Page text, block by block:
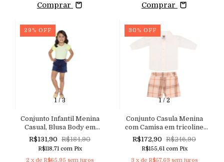
Comprar Comprar
1/3
29 % OFF
Conjunto Infantil Menina
Casual, Blusa Body em
Malha Listrada Neon e
Shorts Saia em Jeans
Denim com Cós de Elástico
R$131,90 R$184,90
R$118,71 com Pix
2 x de R$65,95 sem juros
1/2
30 % OFF
Conjunto Casula Menina
com Camisa em tricoline
Gola e Mangas com Detalhe
de Aviamentos e Pérolas,
Shorts em Flanela Xadrez
R$172,90 R$246,90
R$155,61 com Pix
3 x de R$57,63 sem juros